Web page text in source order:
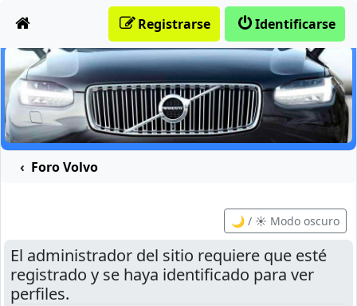
Identificarse
Registrarse
Foro Volvo
🌙 / ☀️ Modo oscuro
El administrador del sitio requiere que esté
registrado y se haya identificado para ver
perfiles.